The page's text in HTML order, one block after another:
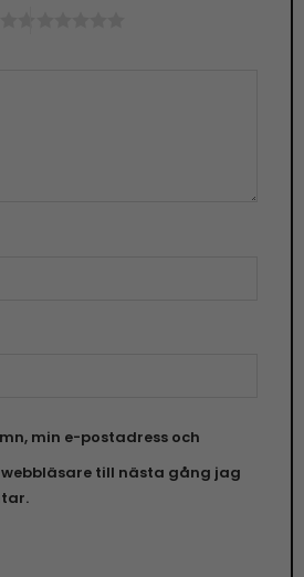
min e-postadress och
till nästa gång jag